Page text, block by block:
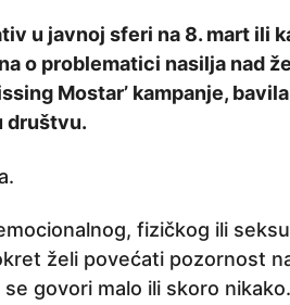
u javnoj sferi na 8. mart ili
o problematici nasilja nad
Mostar’ kampanje,
društvu.
fizičkog ili
želi povećati pozornost
govori malo ili skoro